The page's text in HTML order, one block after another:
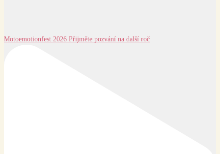
Motoemotionfest 2026 Přijměte pozvání na další roč